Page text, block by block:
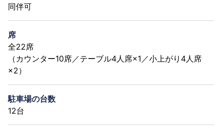
同伴可
席
全22席
（カウンター10席／テーブル4人席×1／小上がり4人席
×2）
駐車場の台数
12台